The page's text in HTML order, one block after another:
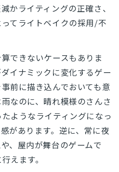
かライティングの正確さ、
てライトベイクの採用/不
できないケースもありま
イナミックに変化するゲー
前に描き込んでおいても意
なのに、晴れ模様のさんさ
ようなライティングになっ
があります。逆に、常に夜
、屋内が舞台のゲームで
えます。